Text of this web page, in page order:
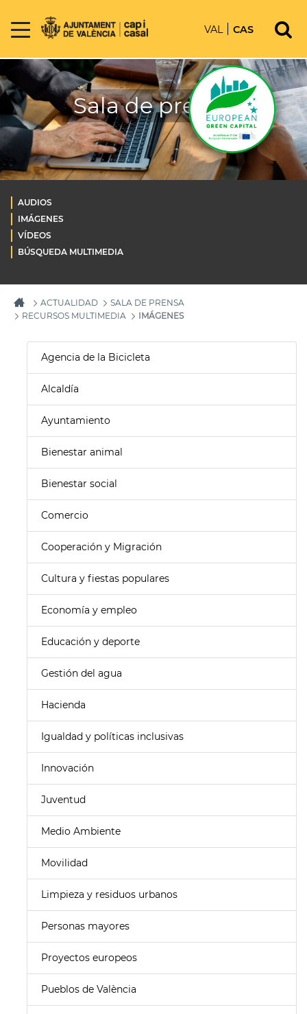
VAL CAS
Sala de prensa
AUDIOS
IMÁGENES
VÍDEOS
BÚSQUEDA MULTIMEDIA
ACTUALIDAD
SALA DE PRENSA
RECURSOS MULTIMEDIA
IMÁGENES
Agencia de la Bicicleta
Alcaldía
Ayuntamiento
Bienestar animal
Bienestar social
Comercio
Cooperación y Migración
Cultura y fiestas populares
Economía y empleo
Educación y deporte
Gestión del agua
Hacienda
Igualdad y políticas inclusivas
Innovación
Juventud
Medio Ambiente
Movilidad
Limpieza y residuos urbanos
Personas mayores
Proyectos europeos
Pueblos de València